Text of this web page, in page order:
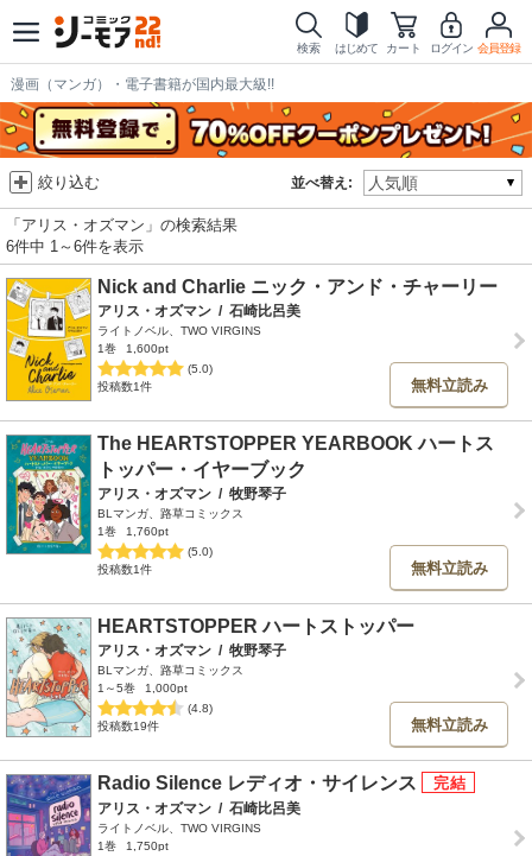
検索 はじめて カート ログイン 会員登録
漫画（マンガ）・電子書籍が国内最大級!!
並べ替え:
絞り込む
「アリス・オズマン」の検索結果
6件中 1～6件を表示
Nick and Charlie ニック・アンド・チャーリー
アリス・オズマン / 石崎比呂美
ライトノベル、TWO VIRGINS
1巻
1,600pt
(5.0)
投稿数1件
無料立読み
The HEARTSTOPPER YEARBOOK ハートス
トッパー・イヤーブック
アリス・オズマン / 牧野琴子
BLマンガ、路草コミックス
1巻
1,760pt
(5.0)
投稿数1件
無料立読み
HEARTSTOPPER ハートストッパー
アリス・オズマン / 牧野琴子
BLマンガ、路草コミックス
1～5巻
1,000pt
(4.8)
投稿数19件
無料立読み
Radio Silence レディオ・サイレンス
アリス・オズマン / 石崎比呂美
ライトノベル、TWO VIRGINS
1巻
1,750pt